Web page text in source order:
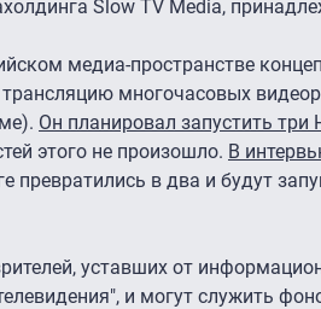
Slow TV Media,
медиа-пространстве
многочасовых
Он планировал запустить три
этого не произошло. В
превратились в два и будут
уставших от
и могут служить